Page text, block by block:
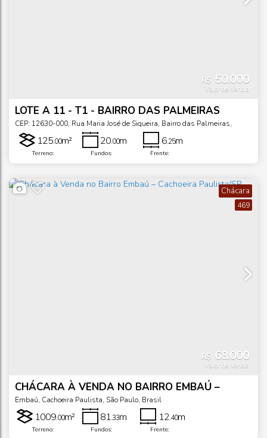
R$ 50.000
Valor de Venda
LOTE A 11 - T1 - BAIRRO DAS PALMEIRAS
CEP: 12630-000, Rua Maria José de Siqueira, Bairro das Palmeiras,
Cachoeira Paulista
São Paulo
Terreno:
125.00m²
Fundos:
20.00m
Frente:
6.25m
469
Chácara
R$ 68.000
Valor de Venda
CHÁCARA À VENDA NO BAIRRO EMBAÚ –
CACHOEIRA PAULISTA/SP
Embaú, Cachoeira Paulista, São Paulo, Brasil
Terreno:
1009.00m²
Fundos:
81.33m
Frente:
12.40m